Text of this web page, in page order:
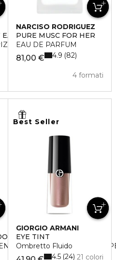
EXTRÊME
NARCISO RODRIGUEZ
PURE MUSC FOR HER
EAU DE PARFUM
81,00 €
4 formati
4.9 82
- RETRAIBILE CON
Best Seller
GIORGIO ARMANI
EYE TINT
Ombretto Fluido
21 colori
4.5 24